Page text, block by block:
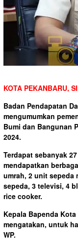
KOTA PEKANBARU,
Badan Pendapatan
mengumumkan
Bumi dan Bangunan
2024.
Terdapat sebanyak
mendapatkan
umrah, 2 unit sepeda
sepeda, 3 televisi, 4
rice cooker.
Kepala Bapenda
mengatakan, untuk
WP.